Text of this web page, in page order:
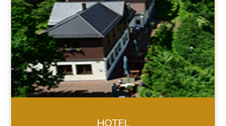
HOTEL